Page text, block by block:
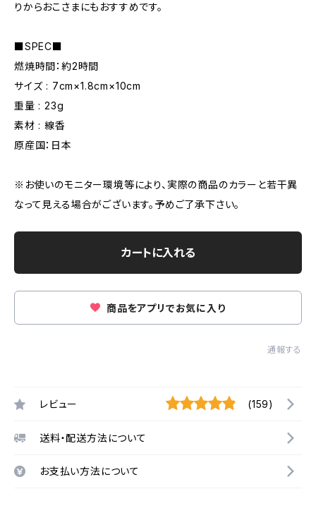
りからおこさまにもおすすめです。
■SPEC■
燃焼時間：約2時間
サイズ : 7cm×1.8cm×10cm
重量 : 23g
素材 : 線香
原産国：日本
※お使いのモニター環境等により、実際の商品のカラーと若干異
なって見える場合がございます。予めご了承下さい。
カートに入れる
商品をアプリでお気に入り
通報する
レビュー (159)
送料・配送方法について
お支払い方法について